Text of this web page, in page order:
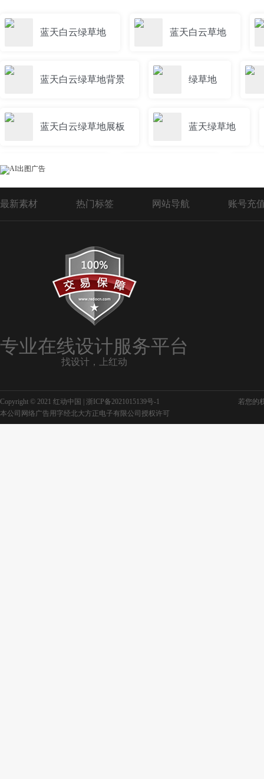
蓝天白云绿草地 蓝天白云草地
蓝天白云绿草地背景 绿草地
蓝天白云绿草地展板 蓝天绿草地
蓝天草地展板
蓝天白云绿草地卡通 草地牌素材
白云草地
展板草地
最新素材 热门标签 网站导航 账号充
专业在线设计服务平台
找设计，上红动
Copyright © 2021 红动中国 | 浙ICP备2021015139号-1
若您的
本公司网络广告用字经北大方正电子有限公司授权许可